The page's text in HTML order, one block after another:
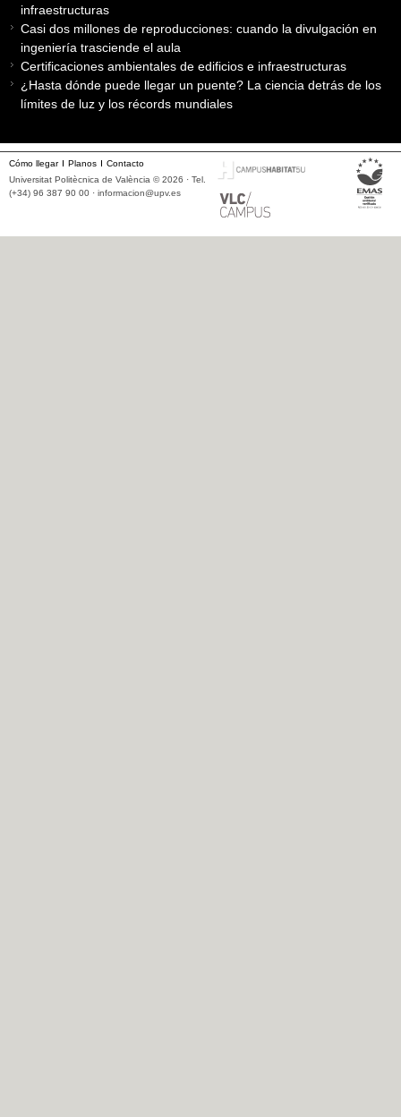
infraestructuras
Casi dos millones de reproducciones: cuando la divulgación en
ingeniería trasciende el aula
Certificaciones ambientales de edificios e infraestructuras
¿Hasta dónde puede llegar un puente? La ciencia detrás de los
límites de luz y los récords mundiales
Cómo llegar Planos
Contacto
Universitat Politècnica de València © 2026 · Tel.
(+34) 96 387 90 00 · informacion@upv.es